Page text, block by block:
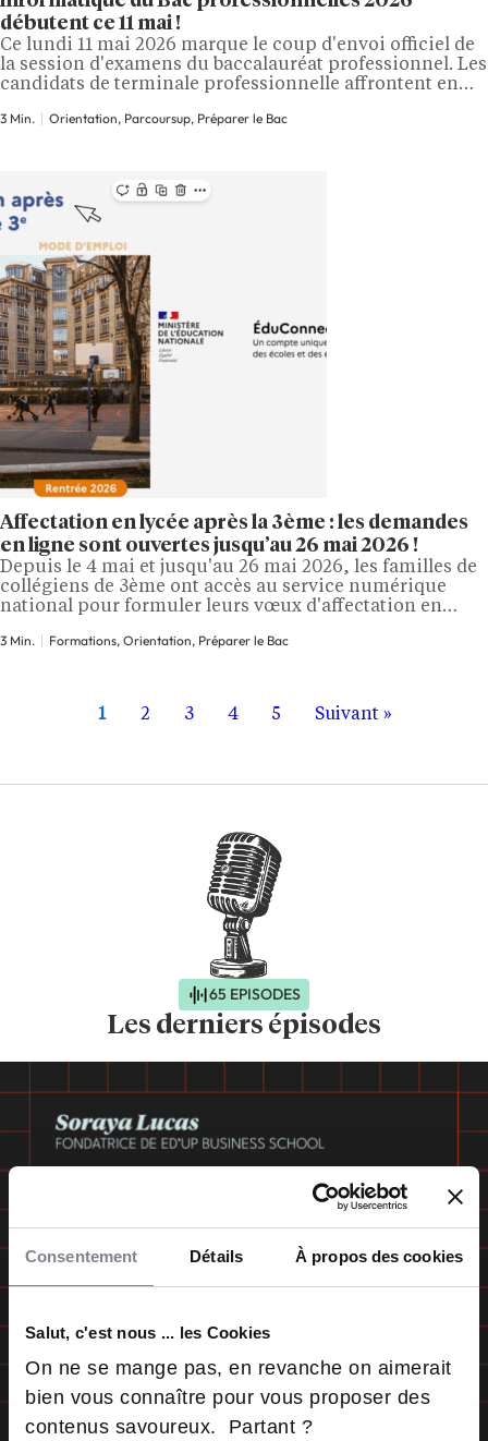
Consentement Détails À propos des cookies
Salut, c'est nous ... les Cookies
On ne se mange pas, en revanche on aimerait
bien vous connaître pour vous proposer des
contenus savoureux. Partant ?
débutent ce 11 mai !
Ce lundi 11 mai 2026 marque le coup d'envoi officiel de
la session d'examens du baccalauréat professionnel. Les
candidats de terminale professionnelle affrontent en
mathématiques et de physique-chimie, dans toutes les
3 Min. Orientation, Parcoursup, Préparer le Bac
Affectation en lycée après la 3ème : les demandes
en ligne sont ouvertes jusqu’au 26 mai 2026 !
Depuis le 4 mai et jusqu'au 26 mai 2026, les familles de
collégiens de 3ème ont accès au service numérique
national pour formuler leurs vœux d'affectation en
professionnel, certificat d'aptitude professionnelle
de milliers…
3 Min. Formations, Orientation, Préparer le Bac
1 2 3 4 5 Suivant »
65 EPISODES
Les derniers épisodes